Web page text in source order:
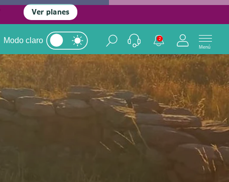
Ver planes
Modo claro 2
Menú